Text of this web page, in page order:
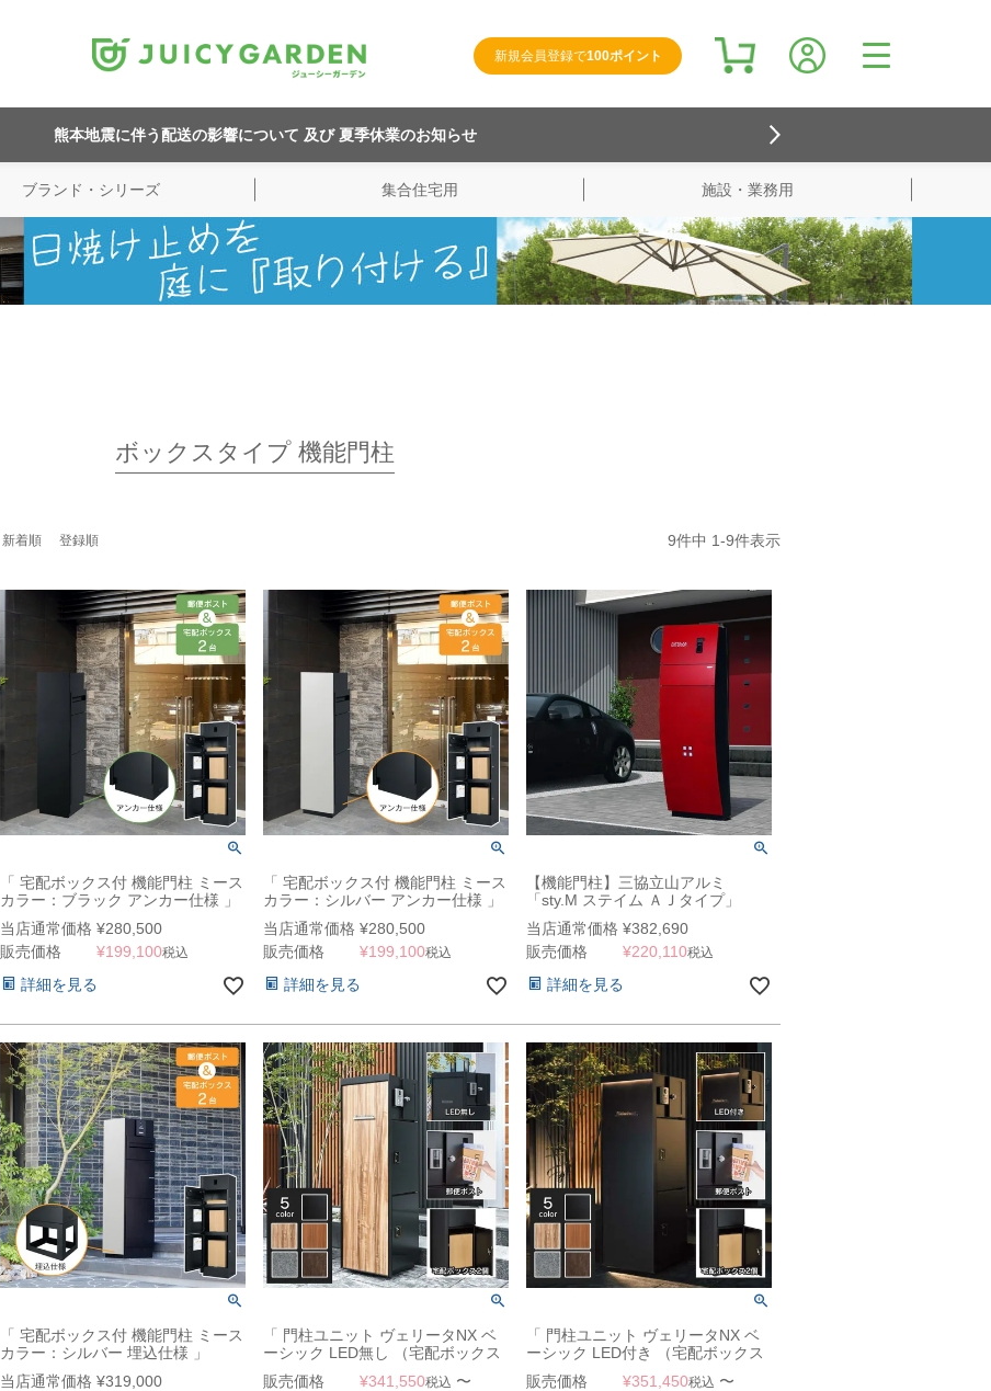
新規会員登録で100ポイント
検索
熊本地震に伴う配送の影響について 及び 夏季休業のお知らせ
ブランド・シリーズ 集合住宅用 施設・業務用
ボックスタイプ 機能門柱
新着順 登録順 9件中 1-9件表示
「 宅配ボックス付 機能門柱 ミース
カラー：ブラック アンカー仕様 」
当店通常価格 ¥280,500
販売価格
¥199,100税込
詳細を見る
「 宅配ボックス付 機能門柱 ミース
カラー：シルバー アンカー仕様 」
当店通常価格 ¥280,500
販売価格
¥199,100税込
詳細を見る
【機能門柱】三協立山アルミ
「sty.M ステイム ＡＪタイプ」
当店通常価格 ¥382,690
販売価格
¥220,110税込
詳細を見る
「 宅配ボックス付 機能門柱 ミース
カラー：シルバー 埋込仕様 」
当店通常価格 ¥319,000
「 門柱ユニット ヴェリータNX ベ
ーシック LED無し （宅配ボックス
2個 + 郵便ポスト）」
販売価格 ¥341,550税込 〜
「 門柱ユニット ヴェリータNX ベ
ーシック LED付き （宅配ボックス
2個 + 郵便ポスト + LED照明）」
販売価格 ¥351,450税込 〜